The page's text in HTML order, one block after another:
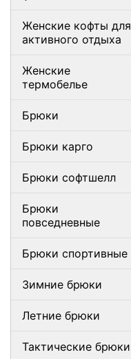
Женские кофты для
активного отдыха
Женские
термобелье
Брюки
Брюки карго
Брюки софтшелл
Брюки
повседневные
Брюки спортивные
Зимние брюки
Летние брюки
Тактические брюки